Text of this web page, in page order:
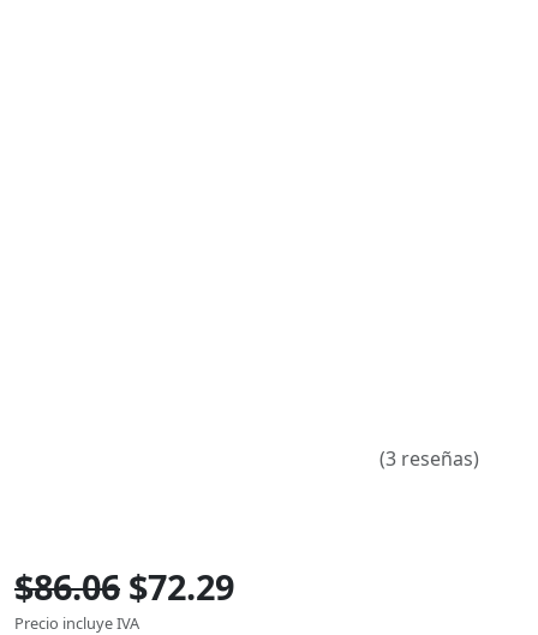
(3 reseñas)
$86.06 $72.29
Precio incluye IVA